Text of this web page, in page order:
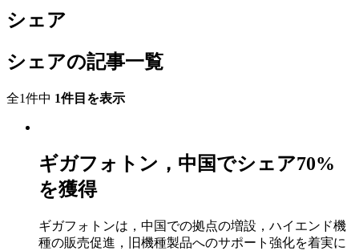
シェア
シェアの記事一覧
全1件中 1件目を表示
ギガフォトン，中国でシェア70%
を獲得
ギガフォトンは，中国での拠点の増設，ハイエンド機
種の販売促進，旧機種製品へのサポート強化を着実に